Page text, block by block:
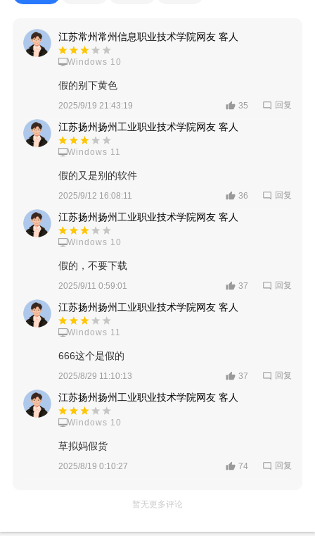
江苏常州常州信息职业技术学院网友 客人
Windows 10
假的别下黄色
2025/9/19 21:43:19 35 回复
江苏扬州扬州工业职业技术学院网友 客人
Windows 11
假的又是别的软件
2025/9/12 16:08:11 36 回复
江苏扬州扬州工业职业技术学院网友 客人
Windows 10
假的，不要下载
2025/9/11 0:59:01 37 回复
江苏扬州扬州工业职业技术学院网友 客人
Windows 11
666这个是假的
2025/8/29 11:10:13 37 回复
江苏扬州扬州工业职业技术学院网友 客人
Windows 10
草拟妈假货
2025/8/19 0:10:27 74 回复
暂无更多评论